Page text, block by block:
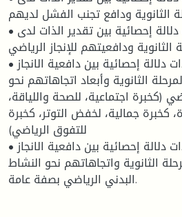
الثانوية ودافع تجنب الفشل لديهم.
• توجد علاقة موجبة ذات دلالة إحصائية بين تقدير الذات لدى
الثانوية ودافعيتهم للإنجاز الرياضي.
• توجد علاقة موجبة ذات دلالة إحصائية بين دافعية الانجاز
الثانوية وأبعاد اتجاهاتهم نحو
(كخبرة اجتماعية، للصحة واللياقة،
كخبرة جمالية، لخفض التوتر، كخبرة
للتفوق الرياضي)
• توجد علاقة موجبة ذات دلالة إحصائية بين دافعية الانجاز
الثانوية واتجاهاتهم نحو النشاط
البدني الرياضي بصفة عامة.